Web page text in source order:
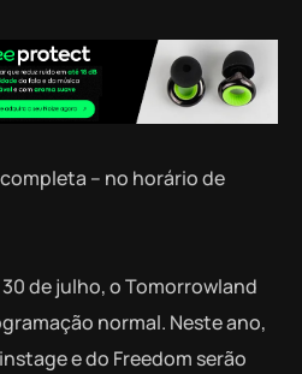
– no horário de
de julho, o Tomorrowland
normal. Neste ano,
e do Freedom serão